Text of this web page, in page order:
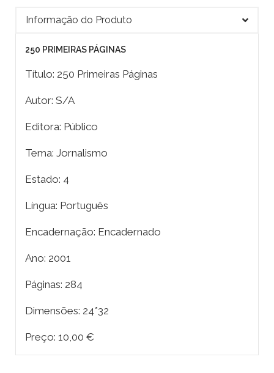
Informação do Produto
250 PRIMEIRAS PÁGINAS
Título: 250 Primeiras Páginas
Autor: S/A
Editora: Público
Tema: Jornalismo
Estado: 4
Língua: Português
Encadernação: Encadernado
Ano: 2001
Páginas: 284
Dimensões: 24*32
Preço: 10,00 €